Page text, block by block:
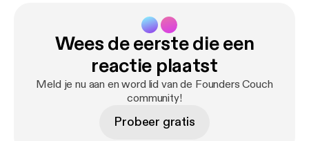
Wees de eerste die een
reactie plaatst
Meld je nu aan en word lid van de Founders Couch
community!
Probeer gratis